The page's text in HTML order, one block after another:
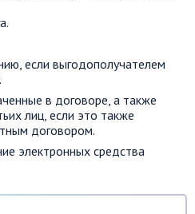
если выгодополучателем
в договоре, а также
лиц, если это также
договором.
электронных средства